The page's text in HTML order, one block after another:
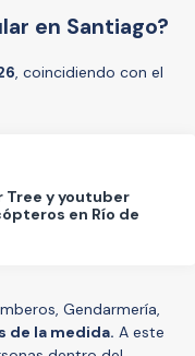
en Santiago?
, coincidiendo con el
y youtuber
en Río de
Gendarmería,
de la medida. A este